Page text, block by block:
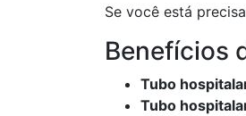
Se você está
Benefícios
Tubo
Tubo